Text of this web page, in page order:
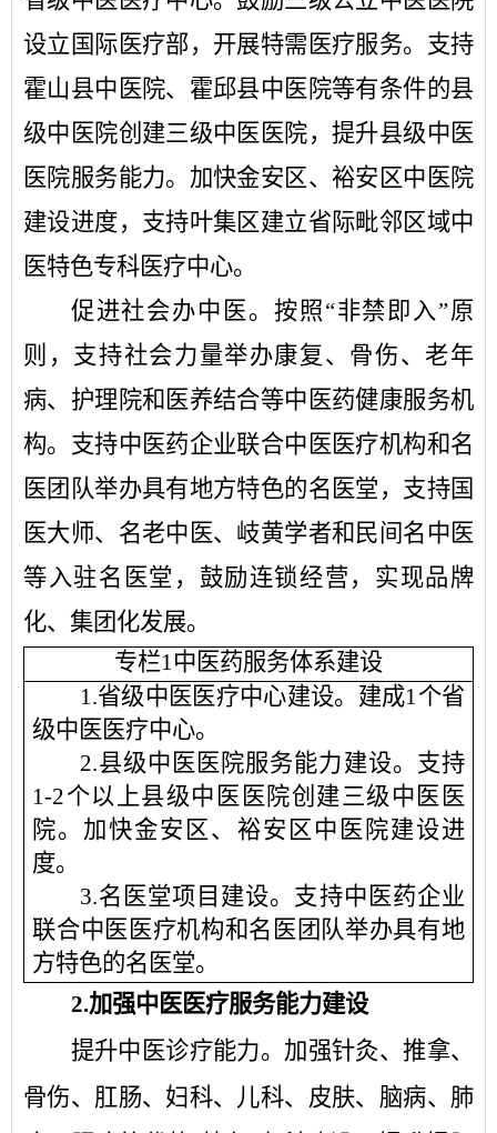
设立国际医疗部，开展特需医疗服务。支持
霍山县中医院、霍邱县中医院等有条件的县
级中医院创建三级中医医院，提升县级中医
医院服务能力。加快金安区、裕安区中医院
建设进度，支持叶集区建立省际毗邻区域中
医特色专科医疗中心。
促进社会办中医。 按照“非禁即入”原
则，支持社会力量举办康复、骨伤、老年
病、护理院和医养结合等中医药健康服务机
构。支持中医药企业联合中医医疗机构和名
医团队举办具有地方特色的名医堂，支持国
医大师、名老中医、岐黄学者和民间名中医
等入驻名医堂，鼓励连锁经营，实现品牌
化、集团化发展。
专栏1中医药服务体系建设
1.省级中医医疗中心建设。 建成1个省
级中医医疗中心。
2.县级中医医院服务能力建设。 支持
1-2个以上县级中医医院创建三级中医医
院。加快金安区、裕安区中医院建设进
度。
3.名医堂项目建设。 支持中医药企业
联合中医医疗机构和名医团队举办具有地
方特色的名医堂。
2.加强中医医疗服务能力建设
提升中医诊疗能力。 加强针灸、推拿、
骨伤、肛肠、妇科、儿科、皮肤、脑病、肺